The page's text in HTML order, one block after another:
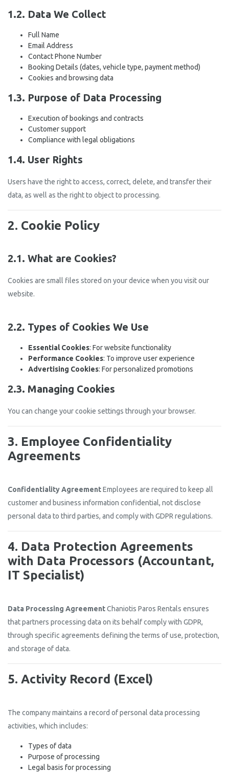
1.2. Data We Collect
Full Name
Email Address
Contact Phone Number
Booking Details (dates, vehicle type, payment method)
Cookies and browsing data
1.3. Purpose of Data Processing
Execution of bookings and contracts
Customer support
Compliance with legal obligations
1.4. User Rights
Users have the right to access, correct, delete, and transfer their
data, as well as the right to object to processing.
2. Cookie Policy
2.1. What are Cookies?
Cookies are small files stored on your device when you visit our
website.
2.2. Types of Cookies We Use
Essential Cookies: For website functionality
Performance Cookies: To improve user experience
Advertising Cookies: For personalized promotions
2.3. Managing Cookies
You can change your cookie settings through your browser.
3. Employee Confidentiality
Agreements
Confidentiality AgreementEmployees are required to keep all
customer and business information confidential, not disclose
personal data to third parties, and comply with GDPR regulations.
4. Data Protection Agreements
with Data Processors (Accountant,
IT Specialist)
Data Processing AgreementChaniotis Paros Rentals ensures
that partners processing data on its behalf comply with GDPR,
through specific agreements defining the terms of use, protection,
and storage of data.
5. Activity Record (Excel)
The company maintains a record of personal data processing
activities, which includes:
Types of data
Purpose of processing
Legal basis for processing